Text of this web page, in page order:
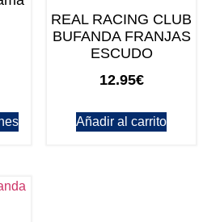
REAL RACING CLUB
BUFANDA FRANJAS
ESCUDO
12.95€
Añadir al carrito